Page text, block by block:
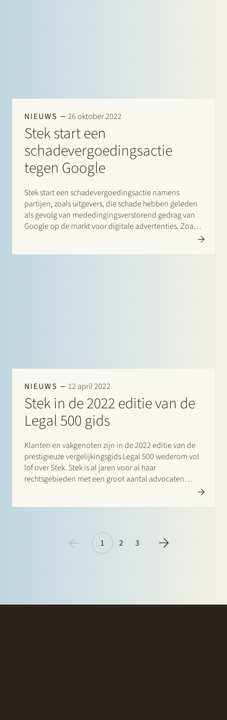
NIEUWS 26 oktober 2022
Stek start een
schadevergoedingsactie
tegen Google
Stek start een schadevergoedingsactie namens
partijen, zoals uitgevers, die schade hebben geleden
als gevolg van mededingingsverstorend gedrag van
Google op de markt voor digitale advertenties. Zoals
de Franse mededingingsautoriteit vaststelde in 2021,
NIEUWS 12 april 2022
Stek in de 2022 editie van de
Legal 500 gids
Klanten en vakgenoten zijn in de 2022 editie van de
prestigieuze vergelijkingsgids Legal 500 wederom vol
lof over Stek. Stek is al jaren voor al haar
rechtsgebieden met een groot aantal advocaten
1 2 3